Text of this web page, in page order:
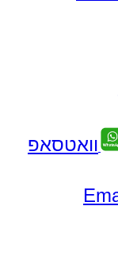
וואטסאפ